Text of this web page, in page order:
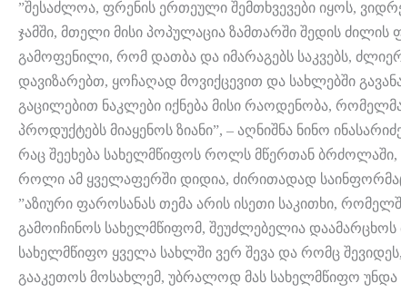
”შესაძლოა, ფრენის ერთეული შემთხვევები იყოს,
ჯამში, მთელი მისი პოპულაცია ზამთარში შედის
გამოფენილი, რომ დათბა და იმარაგებს საკვებს,
დავიზარებთ, ყოჩაღად მოვიქცევით და სახლებში
გაცილებით ნაკლები იქნება მისი რაოდენობა,
პროდუქტებს მიაყენოს ზიანი”, – აღნიშნა ნინო
რაც შეეხება სახელმწიფოს როლს მწერთან ბრძოლაში,
როლი ამ ყველაფერში დიდია, ძირითადად
”აზიური ფაროსანას თემა არის ისეთი საკითხი,
გამოიჩინოს სახელმწიფომ, შეუძლებელია დაამარცხოს
სახელმწიფო ყველა სახლში ვერ შევა და რომც
გააკეთოს მოსახლემ, უბრალოდ მას სახელმწიფო